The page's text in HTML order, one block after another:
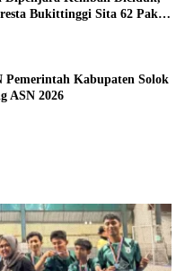
Bukittinggi Sita 62 Paket
Pemerintah Kabupaten Solok
ASN 2026